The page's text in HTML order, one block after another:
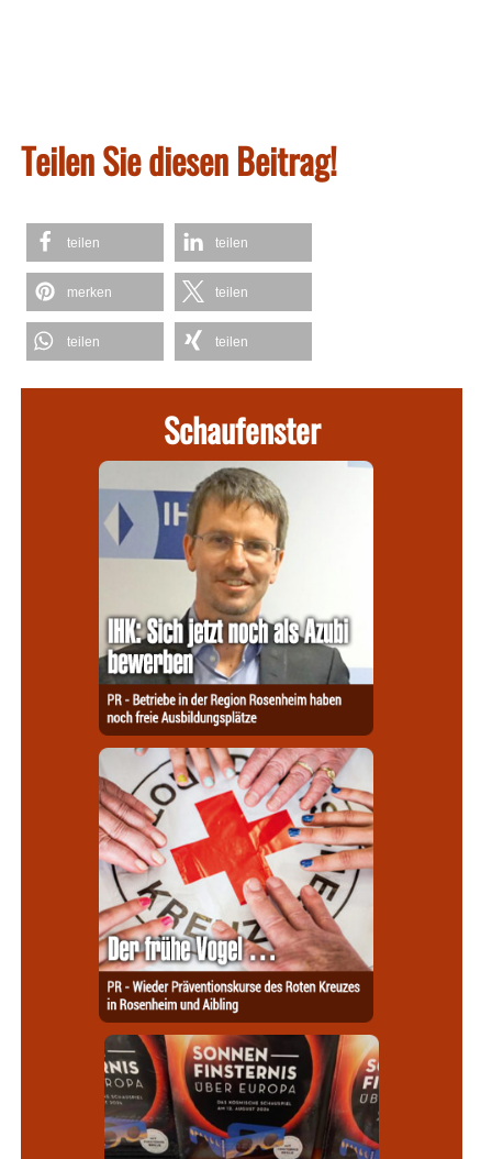
Teilen Sie diesen Beitrag!
teilen teilen
merken teilen
teilen teilen
Schaufenster